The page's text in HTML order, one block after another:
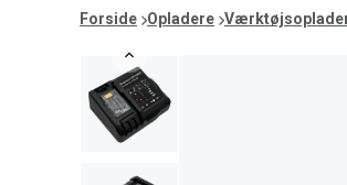
Forside Opladere